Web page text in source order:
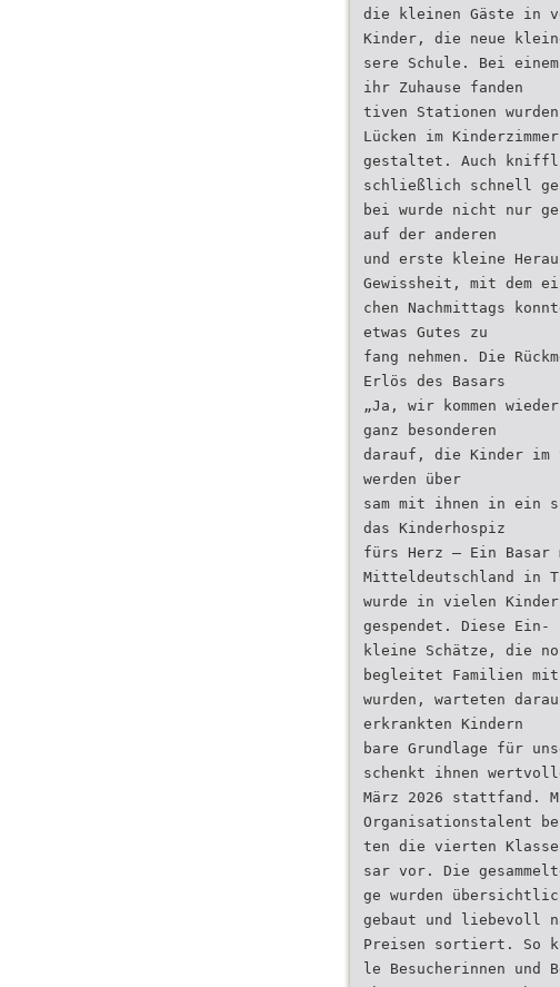
die kleinen Gäste in
Kinder, die neue
sere Schule. Bei
ihr Zuhause fanden
tiven Stationen
Lücken im Kinderzimmer
gestaltet. Auch
schließlich schnell
bei wurde nicht nur
auf der anderen
und erste kleine
Gewissheit, mit dem
chen Nachmittags
etwas Gutes zu
fang nehmen. Die
Erlös des Basars
„Ja, wir kommen
ganz besonderen
darauf, die Kinder im
werden über
sam mit ihnen in ein
das Kinderhospiz
fürs Herz – Ein Basar
Mitteldeutschland in
wurde in vielen
gespendet. Diese Ein-
kleine Schätze, die
begleitet Familien mit
wurden, warteten
erkrankten Kindern
bare Grundlage für
schenkt ihnen
März 2026 stattfand.
Organisationstalent
ten die vierten
sar vor. Die
ge wurden
gebaut und liebevoll
Preisen sortiert. So
le Besucherinnen und